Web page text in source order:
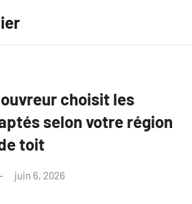
choisit les
selon votre région
toit
juin 6, 2026